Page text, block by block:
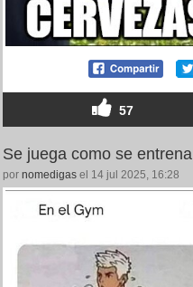
57
Se juega como se entrena
por nomedigas el 14 jul 2025, 16:28